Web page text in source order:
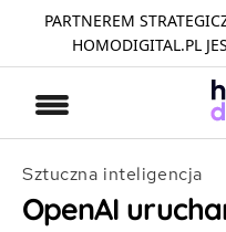
PARTNEREM
HOMODIGITAL.PL
Sztuczna inteligencja
OpenAI